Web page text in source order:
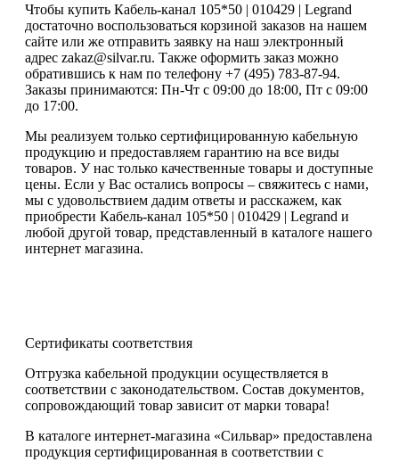
Чтобы купить Кабель-канал 105*50 | 010429 | Legrand
достаточно воспользоваться корзиной заказов на нашем
сайте или же отправить заявку на наш электронный
адрес zakaz@silvar.ru. Также оформить заказ можно
обратившись к нам по телефону +7 (495) 783-87-94.
Заказы принимаются: Пн-Чт с 09:00 до 18:00, Пт с 09:00
до 17:00.
Мы реализуем только сертифицированную кабельную
продукцию и предоставляем гарантию на все виды
товаров. У нас только качественные товары и доступные
цены. Если у Вас остались вопросы – свяжитесь с нами,
мы с удовольствием дадим ответы и расскажем, как
приобрести Кабель-канал 105*50 | 010429 | Legrand и
любой другой товар, представленный в каталоге нашего
интернет магазина.
Сертификаты соответствия
Отгрузка кабельной продукции осуществляется в
соответствии с законодательством. Состав документов,
сопровождающий товар зависит от марки товара!
В каталоге интернет-магазина «Сильвар» предоставлена
продукция сертифицированная в соответствии с